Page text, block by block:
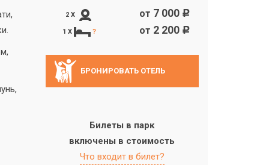
2 X от 7 000 c
1 X ? от 2 200 c
БРОНИРОВАТЬ ОТЕЛЬ
Билеты в парк
включены в стоимость
Что входит в билет?